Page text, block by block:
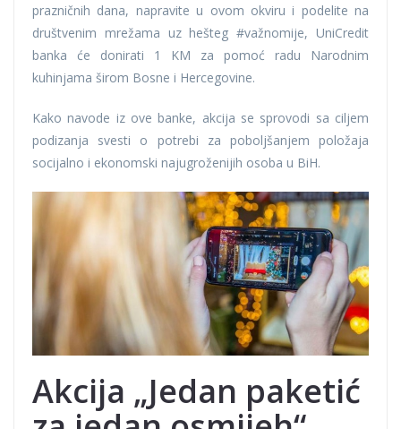
prazničnih dana, napravite u ovom okviru i podelite na
društvenim mrežama uz hešteg #važnomije, UniCredit
banka će donirati 1 KM za pomoć radu Narodnim
kuhinjama širom Bosne i Hercegovine.
Kako navode iz ove banke, akcija se sprovodi sa ciljem
podizanja svesti o potrebi za poboljšanjem položaja
socijalno i ekonomski najugroženijih osoba u BiH.
Akcija „Jedan paketić